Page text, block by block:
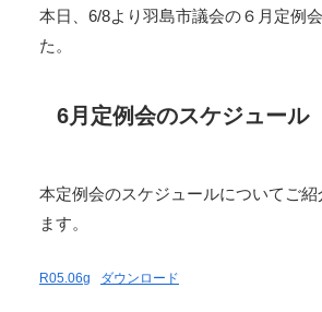
本日、6/8より羽島市議会の６月定例
た。
6月定例会のスケジュール
本定例会のスケジュールについてご紹
ます。
R05.06g ダウンロード